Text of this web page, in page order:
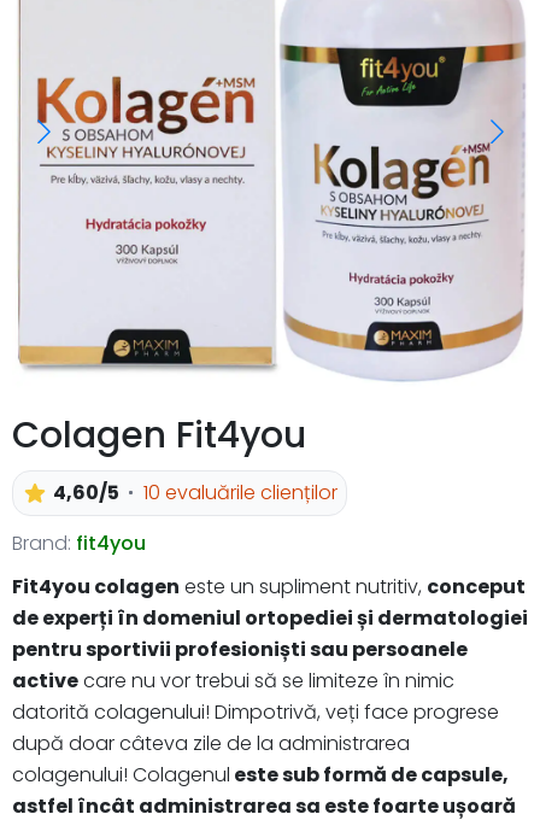
Colagen Fit4you
4,60/5
10 evaluările clienților
Brand: fit4you
Fit4you colagen este un supliment nutritiv, conceput
de experți în domeniul ortopediei și dermatologiei
pentru sportivii profesioniști sau persoanele
activecare nu vor trebui să se limiteze în nimic
datorită colagenului! Dimpotrivă, veți face progrese
după doar câteva zile de la administrarea
colagenului! Colagenul este sub formă de capsule,
astfel încât administrarea sa este foarte ușoară